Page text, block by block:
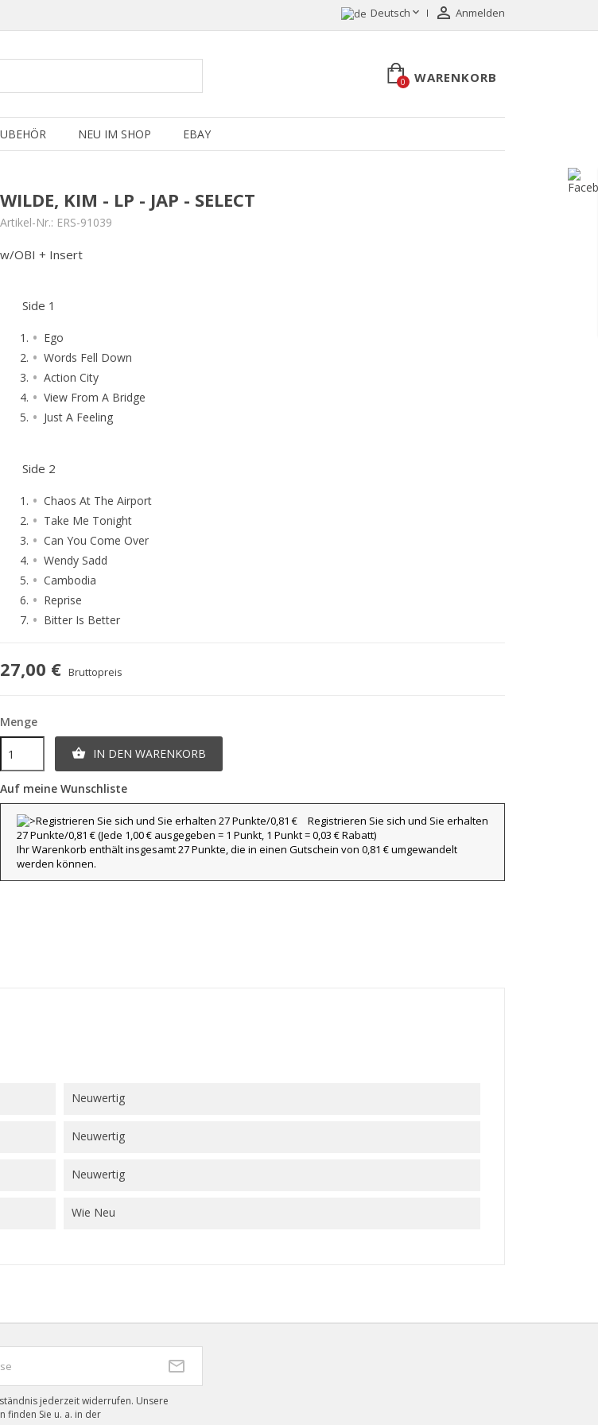
Deutsch  Anmelden
WARENKORB
0
NEU IM SHOP EBAY
WILDE, KIM - LP - JAP - SELECT
Artikel-Nr.: ERS-91039
w/OBI + Insert
Side 1
Ego
Words Fell Down
Action City
View From A Bridge
Just A Feeling
Side 2
Chaos At The Airport
Take Me Tonight
Can You Come Over
Wendy Sadd
Cambodia
Reprise
Bitter Is Better
27,00 € Bruttopreis
Menge
 IN DEN WARENKORB
Auf meine Wunschliste
Registrieren Sie sich und Sie erhalten
27 Punkte/0,81 €(Jede 1,00 € ausgegeben = 1 Punkt, 1 Punkt = 0,03 € Rabatt)
Ihr Warenkorb enthält insgesamt 27 Punkte, die in einen Gutschein von 0,81 € umgewandelt
werden können.
Neuwertig
Neuwertig
Neuwertig
Wie Neu
jederzeit widerrufen. Unsere
finden Sie u. a. in der
×
×
×
um Artikel Ihrer Wunschliste hinzufügen zu